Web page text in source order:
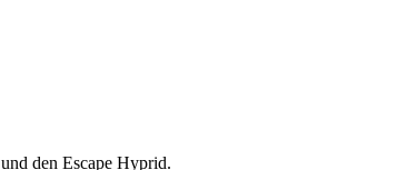
den Escape Hyprid.